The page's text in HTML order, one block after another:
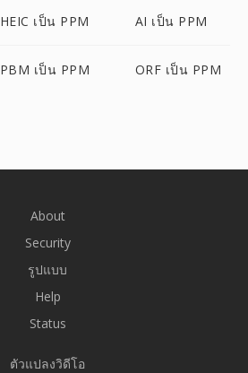
HEIC เป็น PPM AI เป็น PPM
PBM เป็น PPM ORF เป็น PPM
About
Security
รูปแบบ
Help
Status
ตัวแปลงวิดีโอ